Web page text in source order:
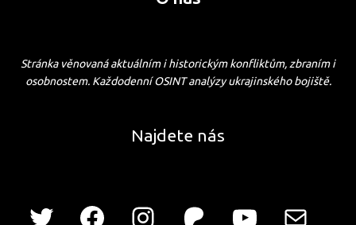
Stránka věnovaná aktuálním i historickým konfliktům, zbraním i
osobnostem. Každodenní OSINT analýzy ukrajinského bojiště.
Najdete nás